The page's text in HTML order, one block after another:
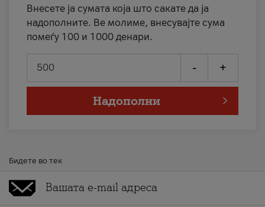
Внесете ја сумата која што сакате да ја
надополните. Ве молиме, внесувајте сума
помеѓу 100 и 1000 денари.
- +
Надополни
Бидете во тек